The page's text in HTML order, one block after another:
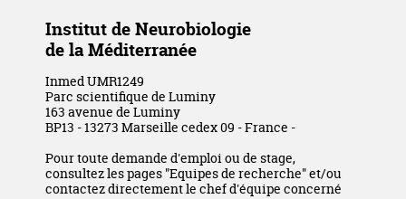
Institut de Neurobiologie
de la Méditerranée
Inmed UMR1249
Parc scientifique de Luminy
163 avenue de Luminy
BP13 - 13273 Marseille cedex 09 - France -
Pour toute demande d'emploi ou de stage,
consultez les pages "Equipes de recherche" et/ou
contactez directement le chef d'équipe concerné